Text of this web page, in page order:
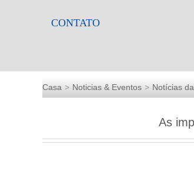
CONTATO
Casa Noticias & Eventos Notícias
As